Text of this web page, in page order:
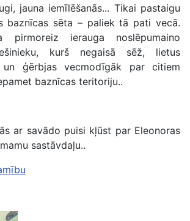
jauna iemīlēšanās... Tikai pastaigu
baznīcas sēta – paliek tā pati vecā.
ierauga noslēpumaino
kurš negaisā sēž, lietus
un ģērbjas vecmodīgāk par citiem
baznīcas teritoriju..
ar savādo puisi kļūst par Eleonoras
sastāvdaļu..